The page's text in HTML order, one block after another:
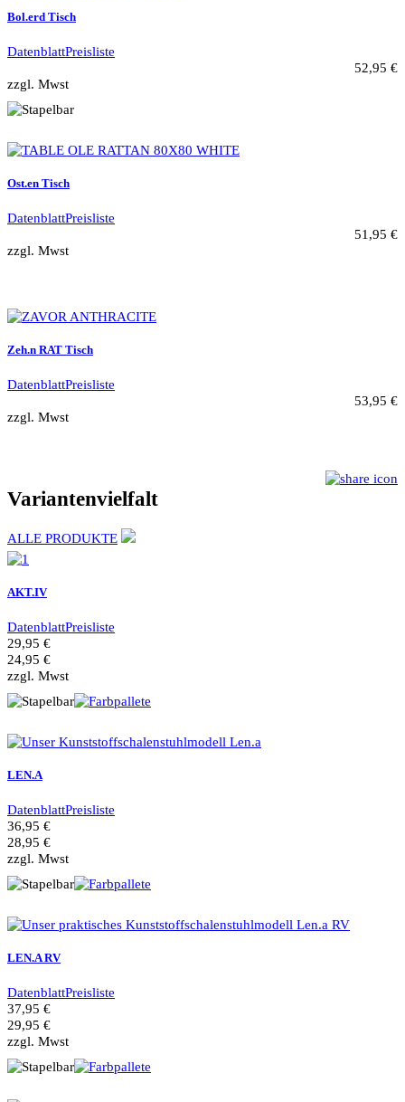
Bol.erd Tisch
DatenblattPreisliste
52,95 €
zzgl. Mwst
Ost.en Tisch
DatenblattPreisliste
51,95 €
zzgl. Mwst
Zeh.n RAT Tisch
DatenblattPreisliste
53,95 €
zzgl. Mwst
Variantenvielfalt
ALLE PRODUKTE
AKT.IV
DatenblattPreisliste
29,95 €
24,95 €
zzgl. Mwst
LEN.A
DatenblattPreisliste
36,95 €
28,95 €
zzgl. Mwst
LEN.A RV
DatenblattPreisliste
37,95 €
29,95 €
zzgl. Mwst